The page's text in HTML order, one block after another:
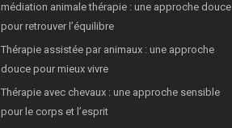
médiation animale thérapie : une approche douce
pour retrouver l’équilibre
Thérapie assistée par animaux : une approche
douce pour mieux vivre
Thérapie avec chevaux : une approche sensible
pour le corps et l’esprit